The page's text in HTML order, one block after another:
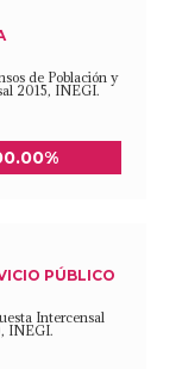
de Población y
2015, INEGI.
a 2030
PÚBLICO
Intercensal
INEGI.